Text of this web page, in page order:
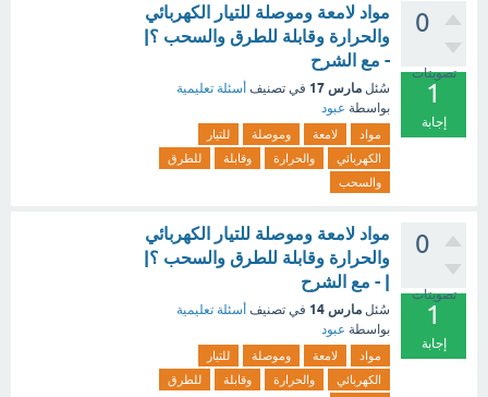
0
تصويتات
1
إجابة
مواد لامعة وموصلة للتيار الكهربائي
والحرارة وقابلة للطرق والسحب ؟|
- مع الشرح
سُئل مارس 17 في تصنيف أسئلة تعليمية
بواسطة عبود
مواد لامعة وموصلة
للتيار
الكهربائي
والحرارة وقابلة
للطرق
والسحب
0
تصويتات
1
إجابة
مواد لامعة وموصلة للتيار الكهربائي
والحرارة وقابلة للطرق والسحب ؟|
| - مع الشرح
سُئل مارس 14 في تصنيف أسئلة تعليمية
بواسطة عبود
مواد لامعة وموصلة
للتيار
الكهربائي
والحرارة وقابلة
للطرق